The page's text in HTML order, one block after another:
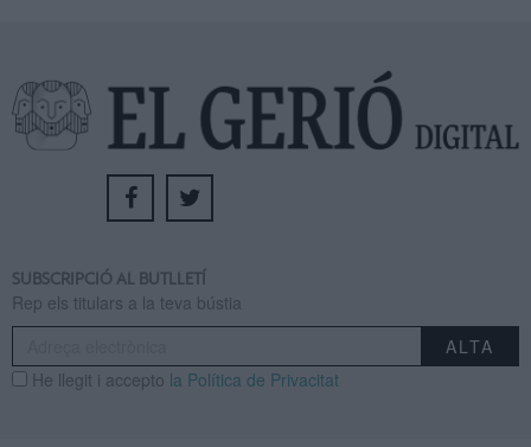
SUBSCRIPCIÓ AL BUTLLETÍ
Rep els titulars a la teva bústia
He llegit i accepto la Política de Privacitat